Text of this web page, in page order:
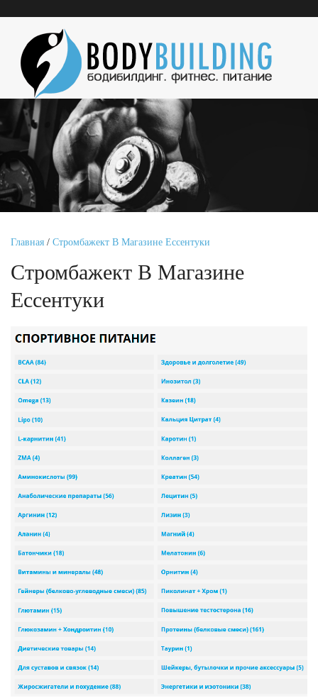
Главная / Стромбажект В Магазине Ессентуки
Стромбажект В Магазине
Ессентуки